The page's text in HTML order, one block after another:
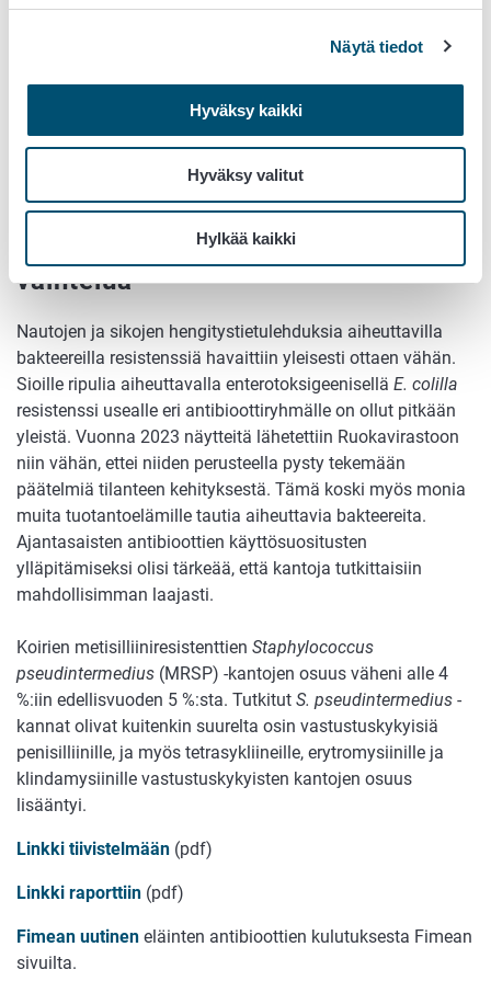
Näytä tiedot
Hyväksy kaikki
Hyväksy valitut
Hylkää kaikki
joiden ajatellaan kuvastavan eläinten suolistomikrobiston
indikaattoribakteereiden osuus laski 78 %:sta 69 %:iin
vuoteen 2021 verrattuna. Tämä oli seurausta erityisesti
ampisilliinille vastustuskykyisten kantojen osuuden
kasvusta. Euroopan mittakaavassa täysin herkkien
Eläimille sairauksia aiheuttavien
bakteerien resistenssissä suurta
vaihtelua
Nautojen ja sikojen hengitystietulehduksia aiheuttavilla
bakteereilla resistenssiä havaittiin yleisesti ottaen vähän.
Sioille ripulia aiheuttavalla enterotoksigeenisellä E. colilla
resistenssi usealle eri antibioottiryhmälle on ollut pitkään
yleistä. Vuonna 2023 näytteitä lähetettiin Ruokavirastoon
niin vähän, ettei niiden perusteella pysty tekemään
päätelmiä tilanteen kehityksestä. Tämä koski myös monia
muita tuotantoelämille tautia aiheuttavia bakteereita.
Ajantasaisten antibioottien käyttösuositusten
ylläpitämiseksi olisi tärkeää, että kantoja tutkittaisiin
mahdollisimman laajasti.
Koirien metisilliiniresistenttien Staphylococcus
pseudintermedius (MRSP) -kantojen osuus väheni alle 4
%:iin edellisvuoden 5 %:sta. Tutkitut S. pseudintermedius -
kannat olivat kuitenkin suurelta osin vastustuskykyisiä
penisilliinille, ja myös tetrasykliineille, erytromysiinille ja
klindamysiinille vastustuskykyisten kantojen osuus
lisääntyi.
Linkki tiivistelmään (pdf)
Linkki raporttiin (pdf)
Fimean uutinen eläinten antibioottien kulutuksesta Fimean
sivuilta.